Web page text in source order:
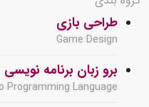
طراحی بازی
Game Design
برو زبان برنامه نویسی
Go Programming Language